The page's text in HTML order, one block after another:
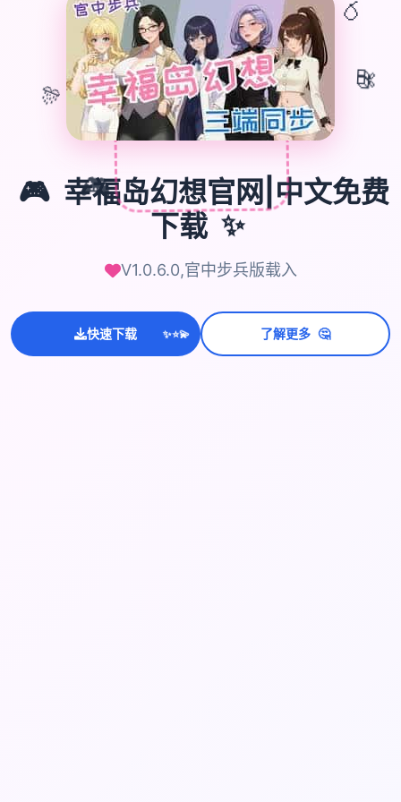
🎮
🎮 幸福岛幻想官网|中文免费
下载 ✨
V1.0.6.0,官中步兵版载入
快速下载 ✨
⭐💫 了解更多 🤔
🎈
🎊 🎁